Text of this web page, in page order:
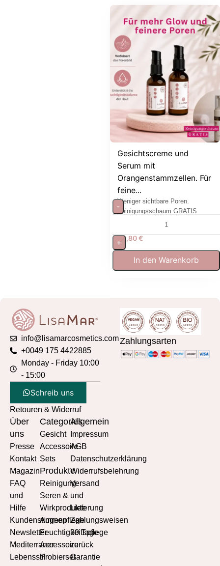
Gesichtscreme und
Serum mit
Orangenstammzellen. Für
feine...
Weniger sichtbare Poren.
Reinigungsschaum GRATIS
64,80€
-
+
In den Warenkorb
info@lisamarcosmetics.com
+0049 175 4422885
Monday - Friday 10:00
- 15:00
Schreib uns
Retouren & Widerruf
Über
uns
Presse
Kontakt
Magazin
FAQ
und
Hilfe
Kundenstimmen
Newsletter
Mediterraner
Lebensstil
Categories
Gesicht
Accessoire
Sets
Produkte
Reinigung
Seren &
Wirkprodukte
Augenpflege
Feuchtigkeitspflege
Accessoire
Probierset
Allgemein
Impressum
AGB
Datenschutzerklärung
Widerrufsbelehrung
Versand
und
Lieferung
Zahlungsweisen
30 Tage
zurück
Garantie
Zahlungsarten